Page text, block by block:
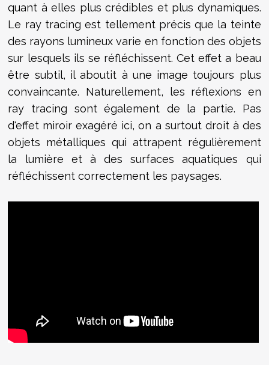
quant à elles plus crédibles et plus dynamiques.
Le ray tracing est tellement précis que la teinte
des rayons lumineux varie en fonction des objets
sur lesquels ils se réfléchissent. Cet effet a beau
être subtil, il aboutit à une image toujours plus
convaincante. Naturellement, les réflexions en
ray tracing sont également de la partie. Pas
d'effet miroir exagéré ici, on a surtout droit à des
objets métalliques qui attrapent régulièrement
la lumière et à des surfaces aquatiques qui
réfléchissent correctement les paysages.